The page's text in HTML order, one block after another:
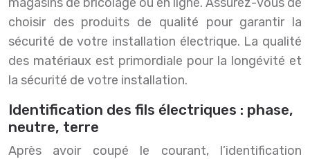
choisir des produits de qualité pour garantir la
sécurité de votre installation électrique. La qualité
des matériaux est primordiale pour la longévité et
la sécurité de votre installation.
Identification des fils électriques : phase,
neutre, terre
Après avoir coupé le courant, l’identification